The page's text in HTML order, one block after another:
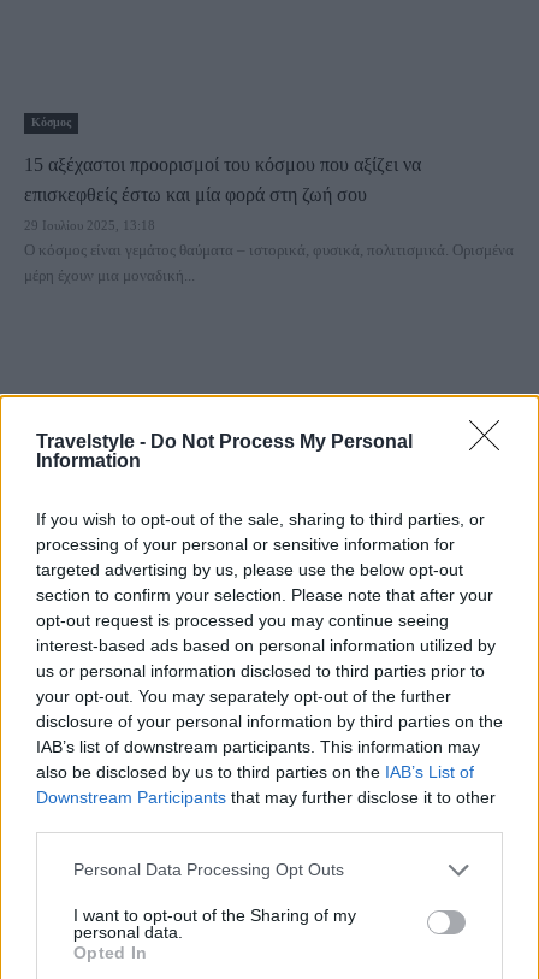
Travelstyle - Do Not Process My Personal
Information
If you wish to opt-out of the sale, sharing to third parties, or
processing of your personal or sensitive information for
targeted advertising by us, please use the below opt-out
section to confirm your selection. Please note that after your
opt-out request is processed you may continue seeing
interest-based ads based on personal information utilized by
us or personal information disclosed to third parties prior to
your opt-out. You may separately opt-out of the further
disclosure of your personal information by third parties on the
IAB’s list of downstream participants. This information may
also be disclosed by us to third parties on the IAB’s List of
Downstream Participants that may further disclose it to other
Please note that this website/app uses one or more Google
not limited to your visit or usage behaviour. You may click to
grant or deny consent to Google and its third-party tags to
use your data for below specified purposes in below Google
Personal Data Processing Opt Outs
I want to opt-out of the Sharing of my
personal data.
Opted In
Κόσμος
15 αξέχαστοι προορισμοί του κόσμου που αξίζει να
επισκεφθείς έστω και μία φορά στη ζωή σου
29 Ιουλίου 2025, 13:18
Ο κόσμος είναι γεμάτος θαύματα – ιστορικά, φυσικά, πολιτισμικά. Ορισμένα
μέρη έχουν μια μοναδική...
Trip Ideas
5 προορισμοί κοντά στην Αθήνα ιδανικοί για ένα γεμάτο
τριήμερο
12 Αυγούστου 2024, 11:01
Τώρα που ο καιρός είναι υπέροχος, τι καλύτερο από αποδράσεις σε
κοντινούς προορισμούς. Βρήκαμε...